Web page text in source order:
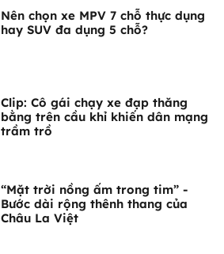
Nên chọn xe MPV 7 chỗ thực dụng
hay SUV đa dụng 5 chỗ?
Clip: Cô gái chạy xe đạp thăng
bằng trên cầu khỉ khiến dân mạng
trầm trồ
“Mặt trời nồng ấm trong tim” -
Bước dài rộng thênh thang của
Châu La Việt